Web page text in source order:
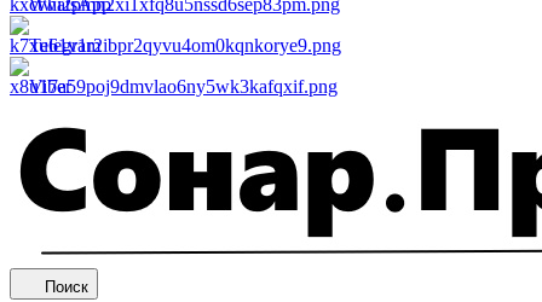
WhatsApp
Telegram
Viber
Поиск